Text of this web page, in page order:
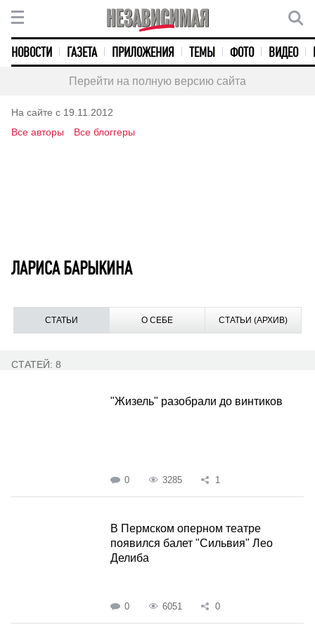
НОВОСТИ ГАЗЕТА ПРИЛОЖЕНИЯ ТЕМЫ ФОТО ВИДЕО
Перейти на полную версию сайта
На сайте с 19.11.2012
Все авторы
Все блоггеры
ЛАРИСА БАРЫКИНА
СТАТЬИ О СЕБЕ СТАТЬИ (АРХИВ)
СТАТЕЙ: 8
"Жизель" разобрали до винтиков
0 3285 1
В Пермском оперном театре
появился балет "Сильвия" Лео
Делиба
0 6051 0